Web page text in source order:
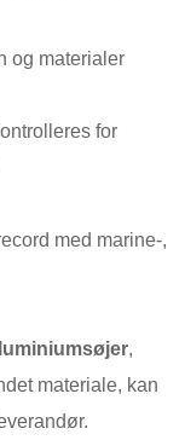
og materialer
for
med marine-,
,
materiale, kan